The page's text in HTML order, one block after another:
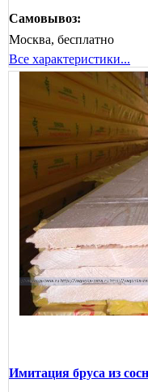
Самовывоз:
Москва, бесплатно
Все характеристики...
Имитация бруса из